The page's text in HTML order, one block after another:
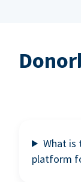
What is
platform